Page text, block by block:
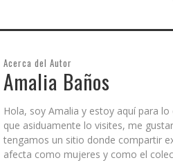
Acerca del Autor
Amalia Baños
Hola, soy Amalia y estoy aquí para
que asiduamente lo visites, me
tengamos un sitio donde compartir
afecta como mujeres y como el